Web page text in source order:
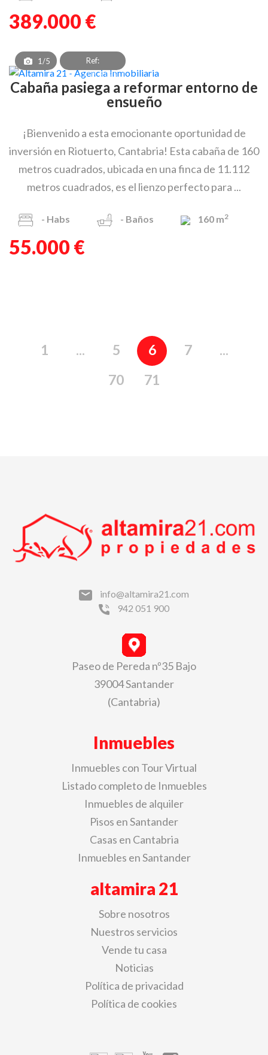
389.000 €
1/5
Ref:
CBV_OCP_3179_1
Cabaña pasiega a reformar entorno de
ensueño
¡Bienvenido a esta emocionante oportunidad de
inversión en Riotuerto, Cantabria! Esta cabaña de 160
metros cuadrados, ubicada en una finca de 11.112
metros cuadrados, es el lienzo perfecto para ...
- Habs - Baños 160 m2
55.000 €
1 ... 5 6 7
...
70
71
info@altamira21.com
942 051 900
Paseo de Pereda nº35 Bajo
39004 Santander
(Cantabria)
Inmuebles
Inmuebles con Tour Virtual
Listado completo de Inmuebles
Inmuebles de alquiler
Pisos en Santander
Casas en Cantabria
Inmuebles en Santander
altamira 21
Sobre nosotros
Nuestros servicios
Vende tu casa
Noticias
Política de privacidad
Política de cookies